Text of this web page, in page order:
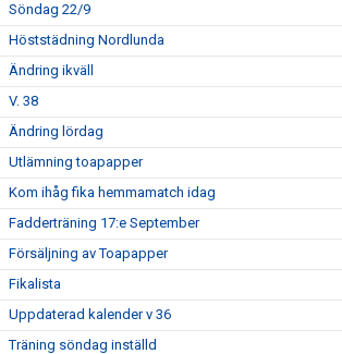
Söndag 22/9
Höststädning Nordlunda
Ändring ikväll
V. 38
Ändring lördag
Utlämning toapapper
Kom ihåg fika hemmamatch idag
Fadderträning 17:e September
Försäljning av Toapapper
Fikalista
Uppdaterad kalender v 36
Träning söndag inställd